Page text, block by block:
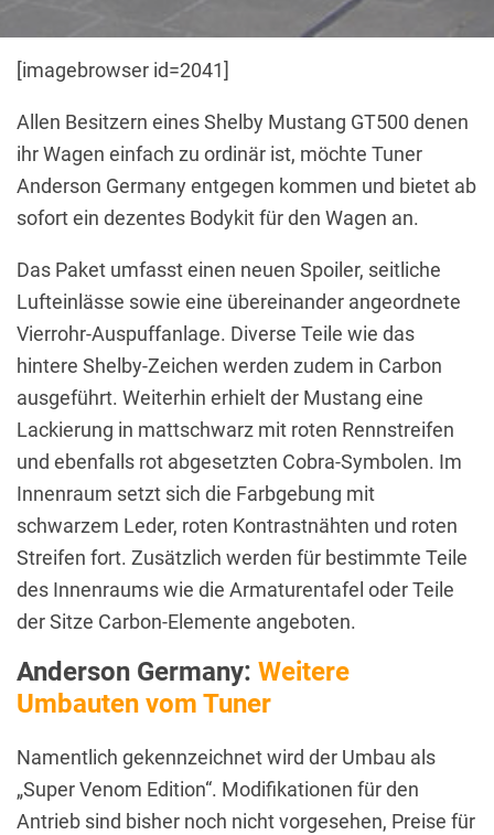
[imagebrowser id=2041]
Allen Besitzern eines Shelby Mustang GT500 denen
ihr Wagen einfach zu ordinär ist, möchte Tuner
Anderson Germany entgegen kommen und bietet ab
sofort ein dezentes Bodykit für den Wagen an.
Das Paket umfasst einen neuen Spoiler, seitliche
Lufteinlässe sowie eine übereinander angeordnete
Vierrohr-Auspuffanlage. Diverse Teile wie das
hintere Shelby-Zeichen werden zudem in Carbon
ausgeführt. Weiterhin erhielt der Mustang eine
Lackierung in mattschwarz mit roten Rennstreifen
und ebenfalls rot abgesetzten Cobra-Symbolen. Im
Innenraum setzt sich die Farbgebung mit
schwarzem Leder, roten Kontrastnähten und roten
Streifen fort. Zusätzlich werden für bestimmte Teile
des Innenraums wie die Armaturentafel oder Teile
der Sitze Carbon-Elemente angeboten.
Anderson Germany: Weitere
Umbauten vom Tuner
Namentlich gekennzeichnet wird der Umbau als
„Super Venom Edition“. Modifikationen für den
Antrieb sind bisher noch nicht vorgesehen, Preise für